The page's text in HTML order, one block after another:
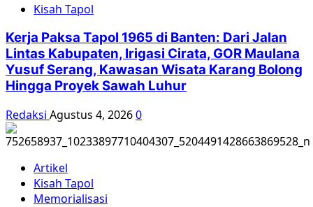
Kisah Tapol
Kerja Paksa Tapol 1965 di Banten: Dari Jalan
Lintas Kabupaten, Irigasi Cirata, GOR Maulana
Yusuf Serang, Kawasan Wisata Karang Bolong
Hingga Proyek Sawah Luhur
Redaksi Agustus 4, 20260
Artikel
Kisah Tapol
Memorialisasi